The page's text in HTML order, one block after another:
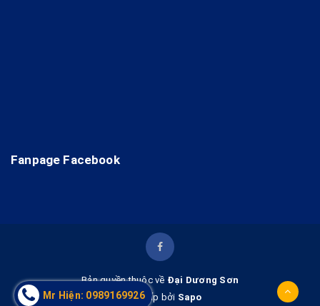
Fanpage Facebook
Bản quyền thuộc về Đại Dương Sơn
Cung cấp bởi Sapo
Mr Hiện: 0989169926